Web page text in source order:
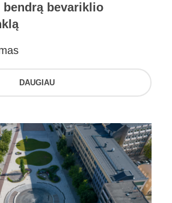
bevariklio
DAUGIAU